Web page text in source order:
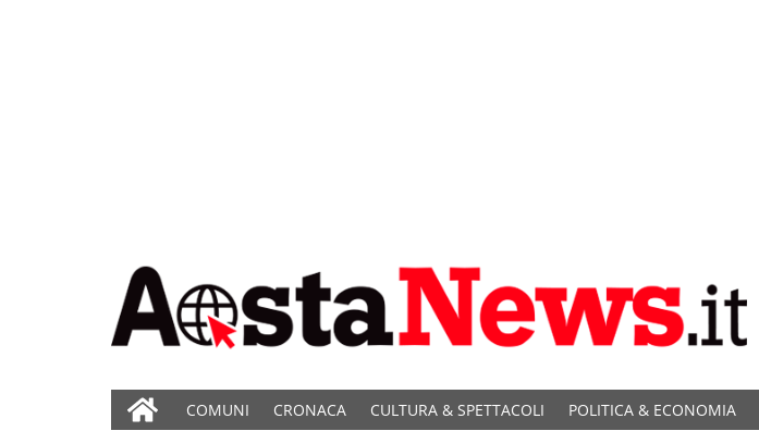
COMUNI CRONACA CULTURA & SPETTACOLI POLITICA & ECONOMIA